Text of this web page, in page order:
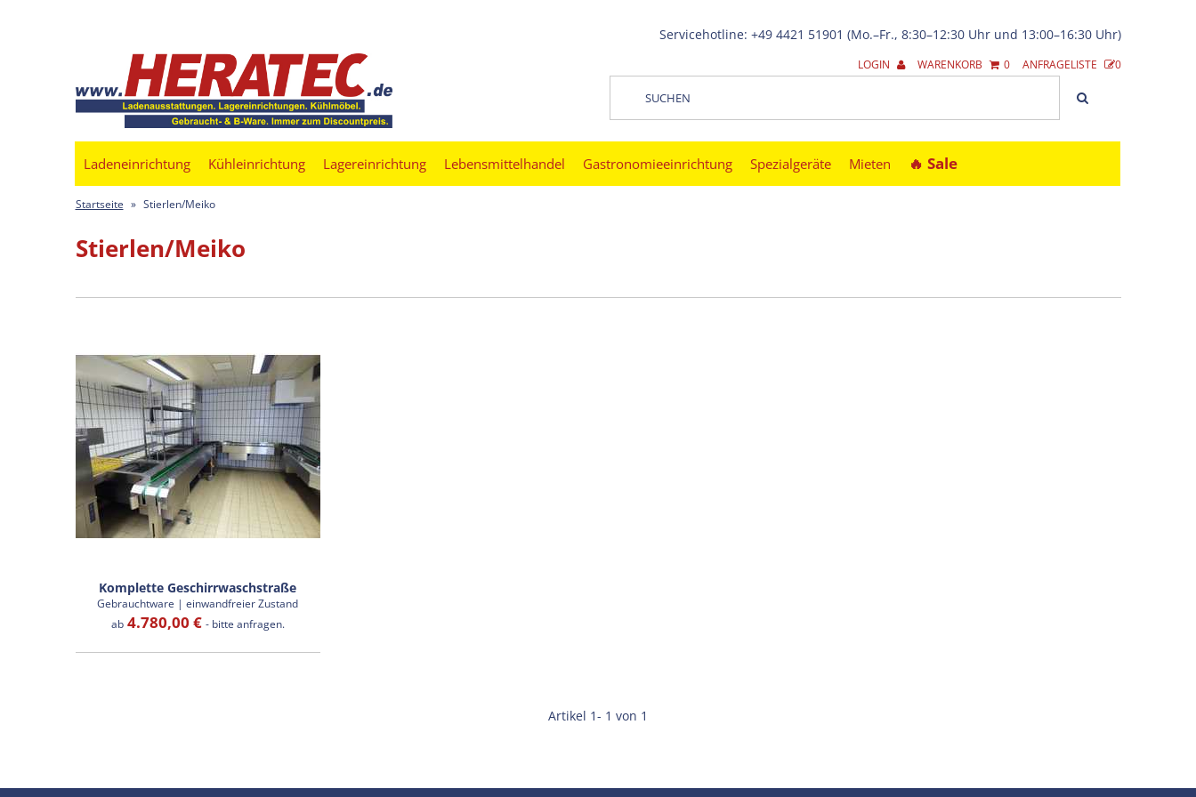
Servicehotline: +49 4421 51901 (Mo.–Fr., 8:30–12:30 Uhr und 13:00–16:30 Uhr)
LOGIN WARENKORB 0 ANFRAGELISTE 0
Ladeneinrichtung Kühleinrichtung Lagereinrichtung Lebensmittelhandel Gastronomieeinrichtung Spezialgeräte Mieten 🔥︎ Sale
Startseite » Stierlen/Meiko
Stierlen/Meiko
Komplette Geschirrwaschstraße
Gebrauchtware | einwandfreier Zustand
ab4.780,00 € - bitte anfragen.
Artikel 1- 1 von 1